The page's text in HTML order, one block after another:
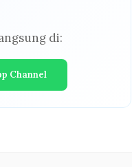
di:
Channel